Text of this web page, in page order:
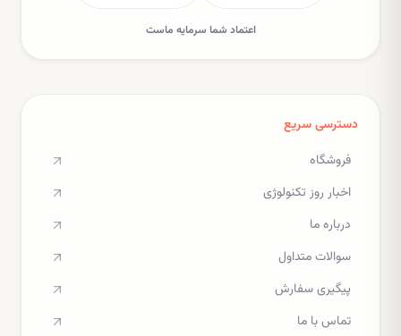
اعتماد شما سرمایه ماست
دسترسی سریع
فروشگاه
اخبار روز تکنولوژی
درباره ما
سوالات متداول
پیگیری سفارش
تماس با ما